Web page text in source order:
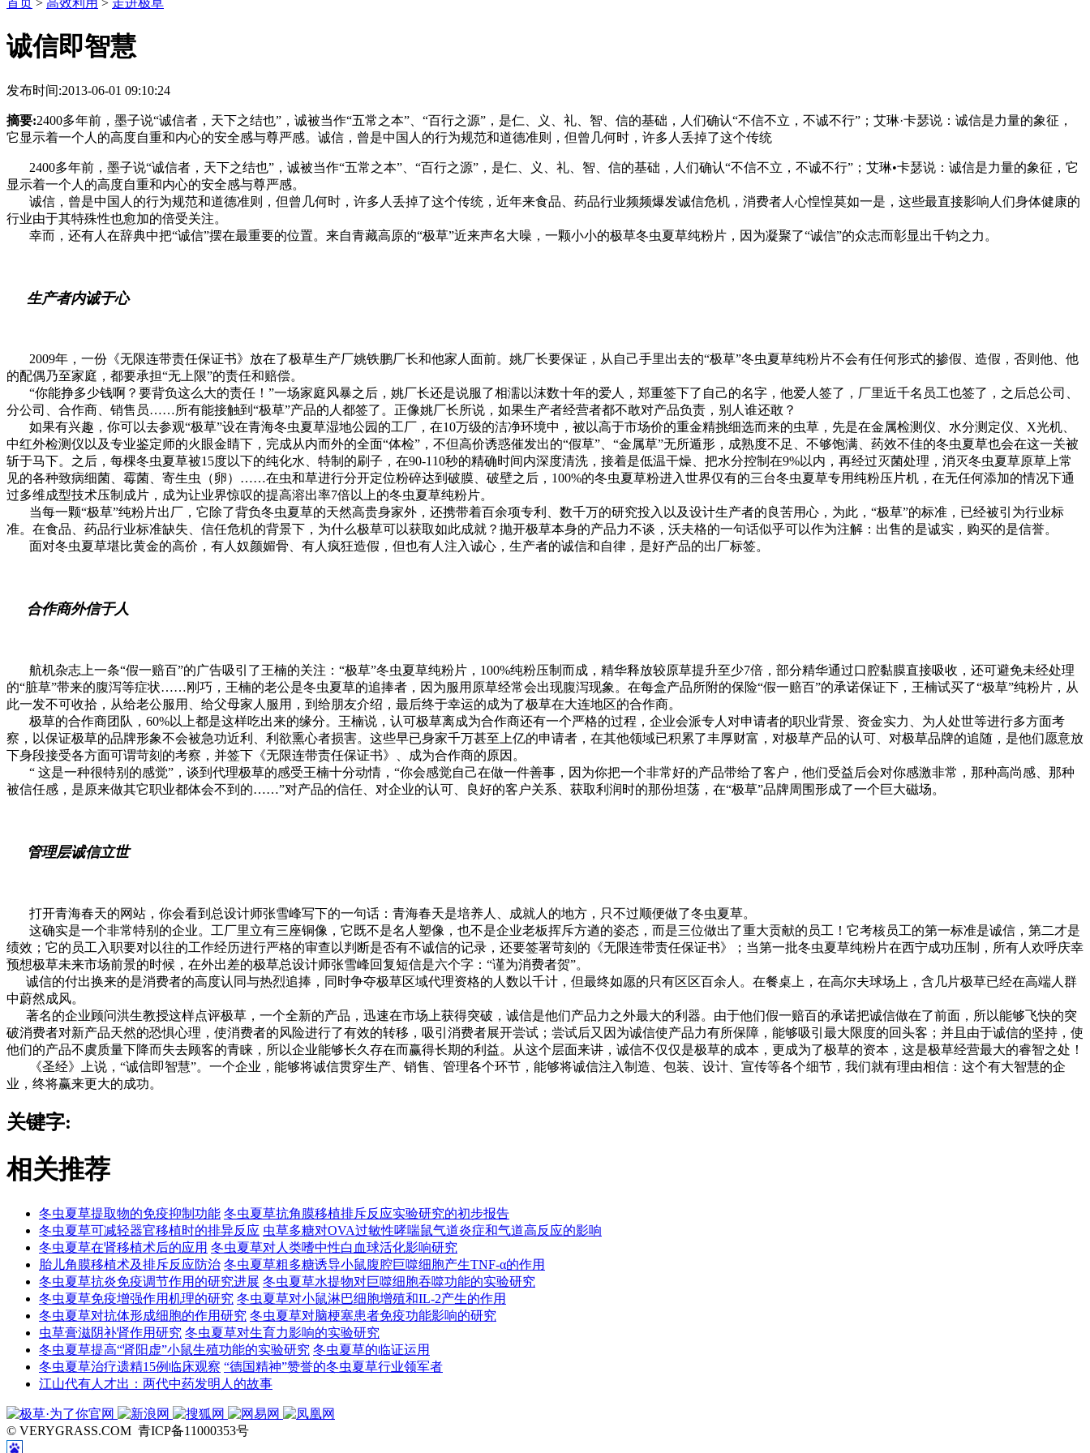
诚信即智慧
发布时间:2013-06-01 09:10:24
摘要:2400多年前，墨子说“诚信者，天下之结也”，诚被当作“五常之本”、“百行之源”，是仁、义、礼、智、信的基础，人们确认“不信不立，不诚不行”；艾琳·卡瑟说：诚信是力量的象征，
它显示着一个人的高度自重和内心的安全感与尊严感。诚信，曾是中国人的行为规范和道德准则，但曾几何时，许多人丢掉了这个传统
2400多年前，墨子说“诚信者，天下之结也”，诚被当作“五常之本”、“百行之源”，是仁、义、礼、智、信的基础，人们确认“不信不立，不诚不行”；艾琳•卡瑟说：诚信是力量的象征，它
显示着一个人的高度自重和内心的安全感与尊严感。
诚信，曾是中国人的行为规范和道德准则，但曾几何时，许多人丢掉了这个传统，近年来食品、药品行业频频爆发诚信危机，消费者人心惶惶莫如一是，这些最直接影响人们身体健康的
行业由于其特殊性也愈加的倍受关注。
幸而，还有人在辞典中把“诚信”摆在最重要的位置。来自青藏高原的“极草”近来声名大噪，一颗小小的极草冬虫夏草纯粉片，因为凝聚了“诚信”的众志而彰显出千钧之力。
生产者内诚于心
2009年，一份《无限连带责任保证书》放在了极草生产厂姚铁鹏厂长和他家人面前。姚厂长要保证，从自己手里出去的“极草”冬虫夏草纯粉片不会有任何形式的掺假、造假，否则他、他
的配偶乃至家庭，都要承担“无上限”的责任和赔偿。
“你能挣多少钱啊？要背负这么大的责任！”一场家庭风暴之后，姚厂长还是说服了相濡以沫数十年的爱人，郑重签下了自己的名字，他爱人签了，厂里近千名员工也签了，之后总公司、
分公司、合作商、销售员……所有能接触到“极草”产品的人都签了。正像姚厂长所说，如果生产者经营者都不敢对产品负责，别人谁还敢？
如果有兴趣，你可以去参观“极草”设在青海冬虫夏草湿地公园的工厂，在10万级的洁净环境中，被以高于市场价的重金精挑细选而来的虫草，先是在金属检测仪、水分测定仪、X光机、
中红外检测仪以及专业鉴定师的火眼金睛下，完成从内而外的全面“体检”，不但高价诱惑催发出的“假草”、“金属草”无所遁形，成熟度不足、不够饱满、药效不佳的冬虫夏草也会在这一关被
斩于马下。之后，每棵冬虫夏草被15度以下的纯化水、特制的刷子，在90-110秒的精确时间内深度清洗，接着是低温干燥、把水分控制在9%以内，再经过灭菌处理，消灭冬虫夏草原草上常
见的各种致病细菌、霉菌、寄生虫（卵）……在虫和草进行分开定位粉碎达到破膜、破壁之后，100%的冬虫夏草粉进入世界仅有的三台冬虫夏草专用纯粉压片机，在无任何添加的情况下通
过多维成型技术压制成片，成为让业界惊叹的提高溶出率7倍以上的冬虫夏草纯粉片。
当每一颗“极草”纯粉片出厂，它除了背负冬虫夏草的天然高贵身家外，还携带着百余项专利、数千万的研究投入以及设计生产者的良苦用心，为此，“极草”的标准，已经被引为行业标
准。在食品、药品行业标准缺失、信任危机的背景下，为什么极草可以获取如此成就？抛开极草本身的产品力不谈，沃夫格的一句话似乎可以作为注解：出售的是诚实，购买的是信誉。
面对冬虫夏草堪比黄金的高价，有人奴颜媚骨、有人疯狂造假，但也有人注入诚心，生产者的诚信和自律，是好产品的出厂标签。
合作商外信于人
航机杂志上一条“假一赔百”的广告吸引了王楠的关注：“极草”冬虫夏草纯粉片，100%纯粉压制而成，精华释放较原草提升至少7倍，部分精华通过口腔黏膜直接吸收，还可避免未经处理
的“脏草”带来的腹泻等症状……刚巧，王楠的老公是冬虫夏草的追捧者，因为服用原草经常会出现腹泻现象。在每盒产品所附的保险“假一赔百”的承诺保证下，王楠试买了“极草”纯粉片，从
此一发不可收拾，从给老公服用、给父母家人服用，到给朋友介绍，最后终于幸运的成为了极草在大连地区的合作商。
极草的合作商团队，60%以上都是这样吃出来的缘分。王楠说，认可极草离成为合作商还有一个严格的过程，企业会派专人对申请者的职业背景、资金实力、为人处世等进行多方面考
察，以保证极草的品牌形象不会被急功近利、利欲熏心者损害。这些早已身家千万甚至上亿的申请者，在其他领域已积累了丰厚财富，对极草产品的认可、对极草品牌的追随，是他们愿意放
下身段接受各方面可谓苛刻的考察，并签下《无限连带责任保证书》、成为合作商的原因。
“ 这是一种很特别的感觉”，谈到代理极草的感受王楠十分动情，“你会感觉自己在做一件善事，因为你把一个非常好的产品带给了客户，他们受益后会对你感激非常，那种高尚感、那种
被信任感，是原来做其它职业都体会不到的……”对产品的信任、对企业的认可、良好的客户关系、获取利润时的那份坦荡，在“极草”品牌周围形成了一个巨大磁场。
管理层诚信立世
打开青海春天的网站，你会看到总设计师张雪峰写下的一句话：青海春天是培养人、成就人的地方，只不过顺便做了冬虫夏草。
这确实是一个非常特别的企业。工厂里立有三座铜像，它既不是名人塑像，也不是企业老板挥斥方遒的姿态，而是三位做出了重大贡献的员工！它考核员工的第一标准是诚信，第二才是
绩效；它的员工入职要对以往的工作经历进行严格的审查以判断是否有不诚信的记录，还要签署苛刻的《无限连带责任保证书》；当第一批冬虫夏草纯粉片在西宁成功压制，所有人欢呼庆幸
预想极草未来市场前景的时候，在外出差的极草总设计师张雪峰回复短信是六个字：“谨为消费者贺”。
诚信的付出换来的是消费者的高度认同与热烈追捧，同时争夺极草区域代理资格的人数以千计，但最终如愿的只有区区百余人。在餐桌上，在高尔夫球场上，含几片极草已经在高端人群
中蔚然成风。
著名的企业顾问洪生教授这样点评极草，一个全新的产品，迅速在市场上获得突破，诚信是他们产品力之外最大的利器。由于他们假一赔百的承诺把诚信做在了前面，所以能够飞快的突
破消费者对新产品天然的恐惧心理，使消费者的风险进行了有效的转移，吸引消费者展开尝试；尝试后又因为诚信使产品力有所保障，能够吸引最大限度的回头客；并且由于诚信的坚持，使
他们的产品不虞质量下降而失去顾客的青睐，所以企业能够长久存在而赢得长期的利益。从这个层面来讲，诚信不仅仅是极草的成本，更成为了极草的资本，这是极草经营最大的睿智之处！
《圣经》上说，“诚信即智慧”。一个企业，能够将诚信贯穿生产、销售、管理各个环节，能够将诚信注入制造、包装、设计、宣传等各个细节，我们就有理由相信：这个有大智慧的企
业，终将赢来更大的成功。
关键字:
相关推荐
冬虫夏草提取物的免疫抑制功能 冬虫夏草抗角膜移植排斥反应实验研究的初步报告
冬虫夏草可减轻器官移植时的排异反应 虫草多糖对OVA过敏性哮喘鼠气道炎症和气道高反应的影响
冬虫夏草在肾移植术后的应用 冬虫夏草对人类嗜中性白血球活化影响研究
胎儿角膜移植术及排斥反应防治 冬虫夏草粗多糖诱导小鼠腹腔巨噬细胞产生TNF-α的作用
冬虫夏草抗炎免疫调节作用的研究进展 冬虫夏草水提物对巨噬细胞吞噬功能的实验研究
冬虫夏草免疫增强作用机理的研究 冬虫夏草对小鼠淋巴细胞增殖和IL-2产生的作用
冬虫夏草对抗体形成细胞的作用研究 冬虫夏草对脑梗塞患者免疫功能影响的研究
虫草膏滋阴补肾作用研究 冬虫夏草对生育力影响的实验研究
冬虫夏草提高“肾阳虚”小鼠生殖功能的实验研究 冬虫夏草的临证运用
冬虫夏草治疗遗精15例临床观察 “德国精神”赞誉的冬虫夏草行业领军者
江山代有人才出：两代中药发明人的故事
© VERYGRASS.COM 青ICP备11000353号